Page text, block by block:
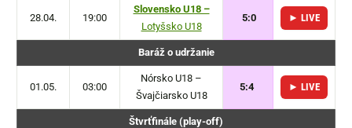
28.04. 19:00
Slovensko U18 –
Lotyšsko U18
5:0 ► LIVE
Baráž o udržanie
01.05. 03:00
Nórsko U18 –
Švajčiarsko U18
5:4 ► LIVE
Štvrťfinále (play-off)